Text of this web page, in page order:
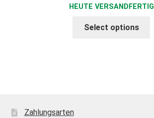
HEUTE VERSANDFERTIG
Select options
Zahlungsarten